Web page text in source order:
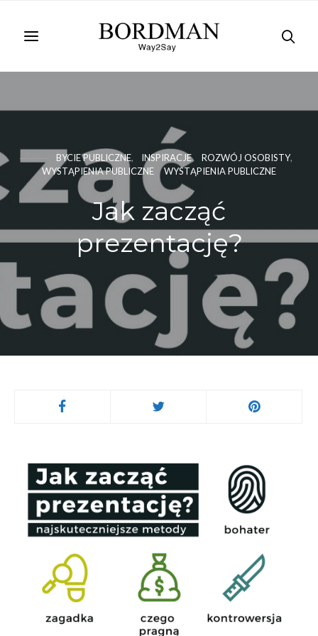
BYCIE PUBLICZNE INSPIRACJE
ROZWÓJ OSOBISTY
WYSTĄPIENIA PUBLICZNE
WYSTĄPIENIA PUBLICZNE
Jak zacząć
prezentację?